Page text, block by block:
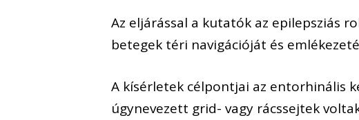
Az eljárással a kutatók az epilepsziás
betegek téri navigációját és
A kísérletek célpontjai az entorhinális
úgynevezett grid- vagy rácssejtek